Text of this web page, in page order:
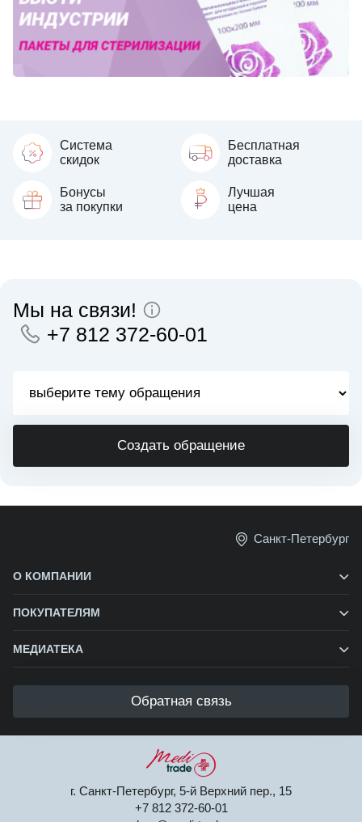
Система
скидок
Бесплатная
доставка
Бонусы
за покупки
Лучшая
цена
Мы на связи!
+7 812 372-60-01
Создать обращение
Санкт-Петербург
О КОМПАНИИ
ПОКУПАТЕЛЯМ
МЕДИАТЕКА
Обратная связь
г. Санкт-Петербург, 5-й Верхний пер., 15
+7 812 372-60-01